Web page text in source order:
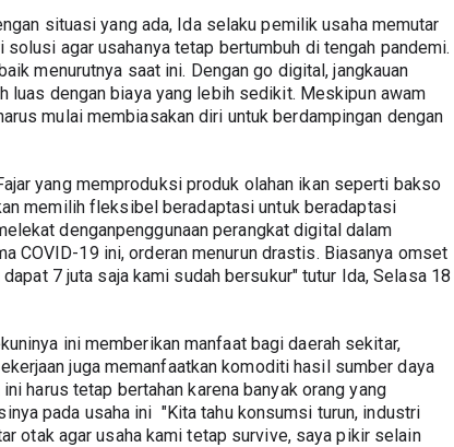
situasi yang ada, Ida selaku pemilik usaha memutar
agar usahanya tetap bertumbuh di tengah pandemi.
menurutnya saat ini. Dengan go digital, jangkauan
luas dengan biaya yang lebih sedikit. Meskipun awam
mulai membiasakan diri untuk berdampingan dengan
yang memproduksi produk olahan ikan seperti bakso
memilih fleksibel beradaptasi untuk beradaptasi
denganpenggunaan perangkat digital dalam
COVID-19 ini, orderan menurun drastis. Biasanya omset
7 juta saja kami sudah bersukur" tutur Ida, Selasa 18
ini memberikan manfaat bagi daerah sekitar,
juga memanfaatkan komoditi hasil sumber daya
harus tetap bertahan karena banyak orang yang
pada usaha ini  "Kita tahu konsumsi turun, industri
otak agar usaha kami tetap survive, saya pikir selain